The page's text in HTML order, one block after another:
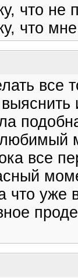
что не
что
все
все
уже